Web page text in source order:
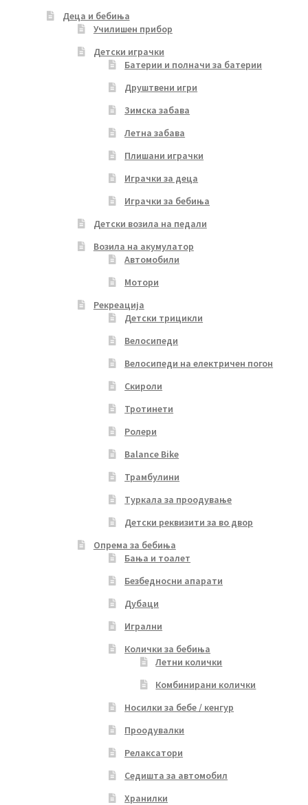
Деца и бебиња
Училишен прибор
Детски играчки
Батерии и полначи за батерии
Друштвени игри
Зимска забава
Летна забава
Плишани играчки
Играчки за деца
Играчки за бебиња
Детски возила на педали
Возила на акумулатор
Автомобили
Мотори
Рекреација
Детски трицикли
Велосипеди
Велосипеди на електричен погон
Скироли
Тротинети
Ролери
Balance Bike
Трамбулини
Туркала за проодување
Детски реквизити за во двор
Опрема за бебиња
Бања и тоалет
Безбедносни апарати
Дубаци
Игрални
Колички за бебиња
Летни колички
Комбинирани колички
Носилки за бебе / кенгур
Проодувалки
Релаксатори
Седишта за автомобил
Хранилки